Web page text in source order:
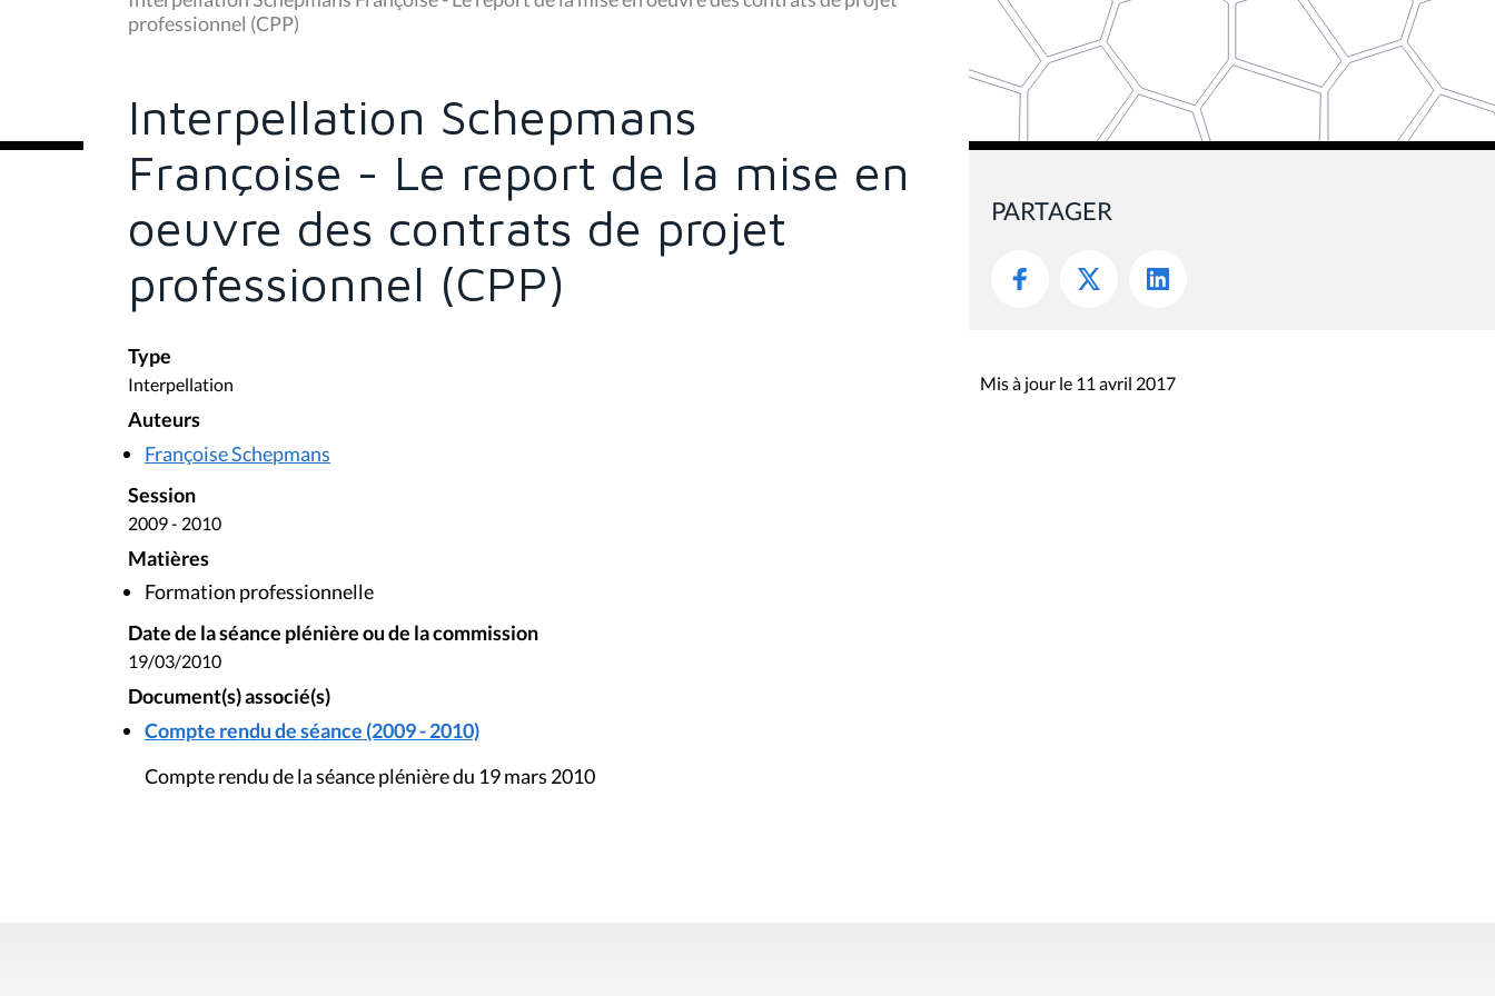
s
ê
:
professionnel (CPP)
Interpellation Schepmans
Françoise - Le report de la mise en
oeuvre des contrats de projet
professionnel (CPP)
Type
Interpellation
Auteurs
Françoise Schepmans
Session
2009 - 2010
Matières
Formation professionnelle
Date de la séance plénière ou de la commission
19/03/2010
Document(s) associé(s)
Compte rendu de séance (2009 - 2010)
Compte rendu de la séance plénière du 19 mars 2010
PARTAGER
Mis à jour le 11 avril 2017